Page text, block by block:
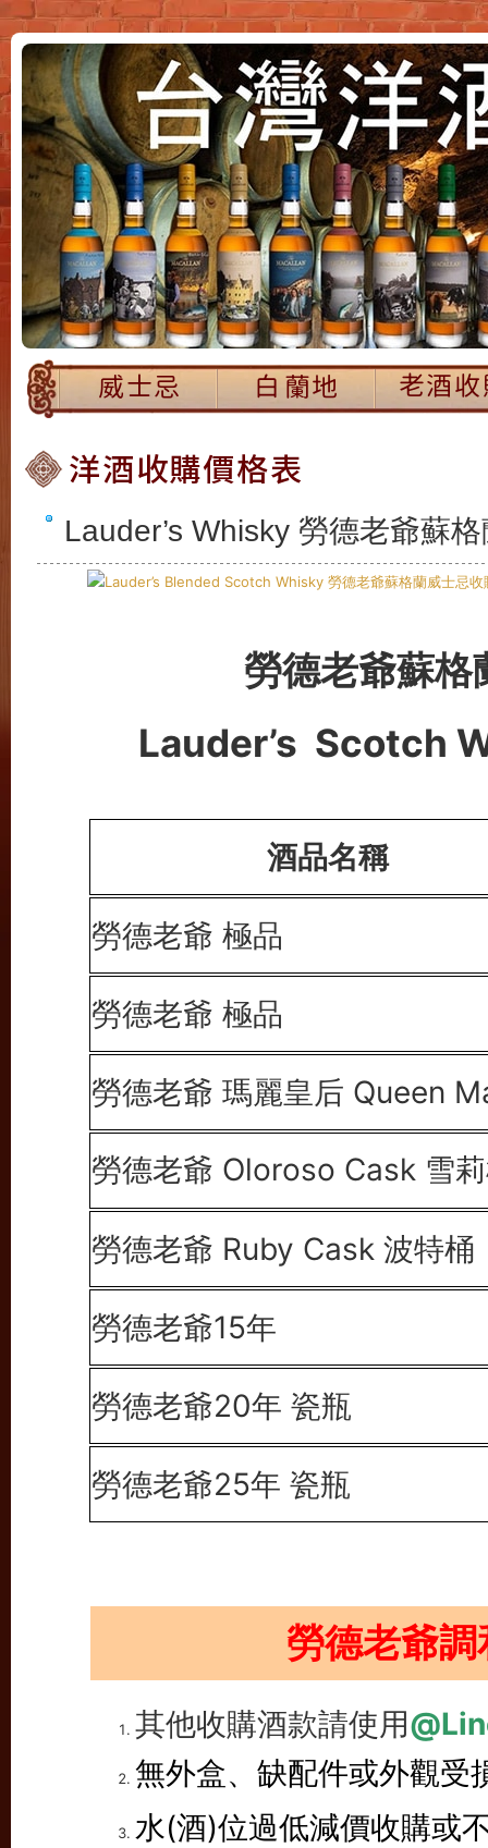
Lauder’s Whisky 勞德老爺蘇
勞德老爺蘇格
Lauder’s Scotch
酒品名稱
勞德老爺 極品
勞德老爺 極品
勞德老爺 瑪麗皇后 Queen
勞德老爺 Oloroso Cask 雪
勞德老爺 Ruby Cask 波特桶
勞德老爺15年
勞德老爺20年 瓷瓶
勞德老爺25年 瓷瓶
勞德老爺
其他收購酒款請使用
無外盒、缺配件或外觀受
水(酒)位過低減價收購或